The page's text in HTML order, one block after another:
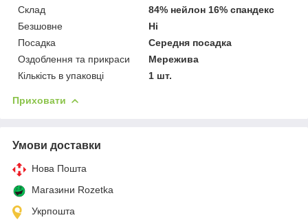
Склад
84% нейлон 16% спандекс
Безшовне
Ні
Посадка
Середня посадка
Оздоблення та прикраси
Мережива
Кількість в упаковці
1 шт.
Приховати
Умови доставки
Нова Пошта
Магазини Rozetka
Укрпошта